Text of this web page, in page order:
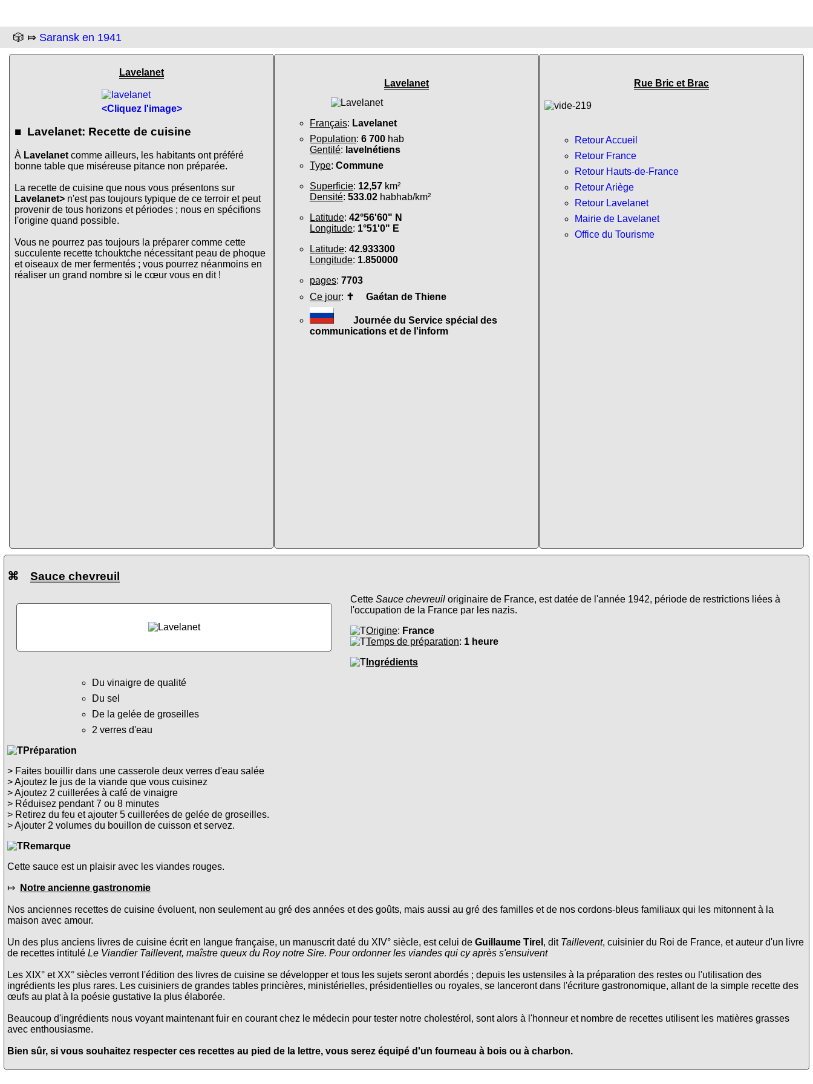
🎲 ⤇ Saransk en 1941
Lavelanet
<Cliquez l'image>
■ Lavelanet: Recette de cuisine
À Lavelanet comme ailleurs, les habitants ont préféré
bonne table que miséreuse pitance non préparée.
La recette de cuisine que nous vous présentons sur
Lavelanet> n'est pas toujours typique de ce terroir et peut
provenir de tous horizons et périodes ; nous en spécifions
l'origine quand possible.
Vous ne pourrez pas toujours la préparer comme cette
succulente recette tchouktche nécessitant peau de phoque
et oiseaux de mer fermentés ; vous pourrez néanmoins en
réaliser un grand nombre si le cœur vous en dit !
Lavelanet
Français: Lavelanet
Population: 6 700 hab
Gentilé: lavelnétiens
Type: Commune
Superficie: 12,57 km²
Densité: 533.02 habhab/km²
Latitude: 42°56'60" N
Longitude: 1°51'0" E
Latitude: 42.933300
Longitude: 1.850000
pages: 7703
Ce jour: ✝ Gaétan de Thiene
Journée du Service spécial des
communications et de l'inform
Rue Bric et Brac
Retour Accueil
Retour France
Retour Hauts-de-France
Retour Ariège
Retour Lavelanet
Mairie de Lavelanet
Office du Tourisme
⌘ Sauce chevreuil
Cette Sauce chevreuil originaire de France, est datée de l'année 1942, période de restrictions liées à
l'occupation de la France par les nazis.
Origine: France
Temps de préparation: 1 heure
Ingrédients
Du vinaigre de qualité
Du sel
De la gelée de groseilles
2 verres d'eau
Préparation
> Faites bouillir dans une casserole deux verres d'eau salée
> Ajoutez le jus de la viande que vous cuisinez
> Ajoutez 2 cuillerées à café de vinaigre
> Réduisez pendant 7 ou 8 minutes
> Retirez du feu et ajouter 5 cuillerées de gelée de groseilles.
> Ajouter 2 volumes du bouillon de cuisson et servez.
Remarque
Cette sauce est un plaisir avec les viandes rouges.
⤇ Notre ancienne gastronomie
Nos anciennes recettes de cuisine évoluent, non seulement au gré des années et des goûts, mais aussi au gré des familles et de nos cordons-bleus familiaux qui les mitonnent à la
maison avec amour.
Un des plus anciens livres de cuisine écrit en langue française, un manuscrit daté du XIV° siècle, est celui de Guillaume Tirel , dit Taillevent, cuisinier du Roi de France, et auteur d'un livre
de recettes intitulé Le Viandier Taillevent, maîstre queux du Roy notre Sire. Pour ordonner les viandes qui cy après s'ensuivent
Les XIX° et XX° siècles verront l'édition des livres de cuisine se développer et tous les sujets seront abordés ; depuis les ustensiles à la préparation des restes ou l'utilisation des
ingrédients les plus rares. Les cuisiniers de grandes tables princières, ministérielles, présidentielles ou royales, se lanceront dans l'écriture gastronomique, allant de la simple recette des
œufs au plat à la poésie gustative la plus élaborée.
Beaucoup d'ingrédients nous voyant maintenant fuir en courant chez le médecin pour tester notre cholestérol, sont alors à l'honneur et nombre de recettes utilisent les matières grasses
avec enthousiasme.
Bien sûr, si vous souhaitez respecter ces recettes au pied de la lettre, vous serez équipé d'un fourneau à bois ou à charbon.